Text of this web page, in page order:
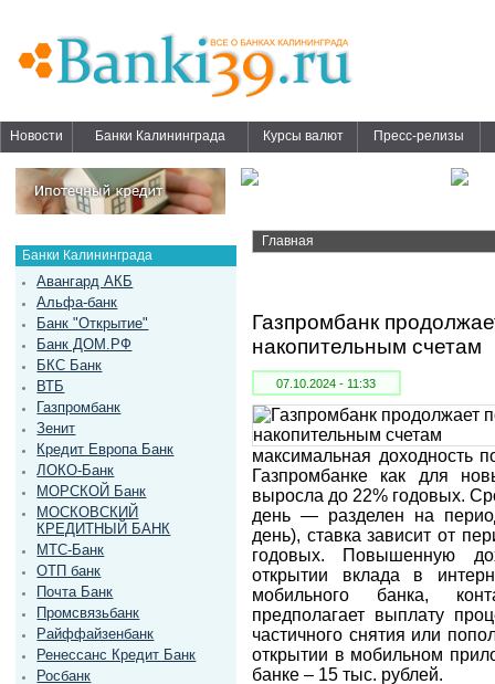
Новости Банки Калининграда Курсы валют Пресс-релизы
Банки Калининграда
Авангард АКБ
Альфа-банк
Банк "Открытие"
Банк ДОМ.РФ
БКС Банк
ВТБ
Газпромбанк
Зенит
Кредит Европа Банк
ЛОКО-Банк
МОРСКОЙ Банк
МОСКОВСКИЙ
КРЕДИТНЫЙ БАНК
МТС-Банк
ОТП банк
Почта Банк
Промсвязьбанк
Райффайзенбанк
Ренессанс Кредит Банк
Росбанк
Главная
Газпромбанк
накопительным счетам
07.10.2024 - 11:33
максимальная доходность
Газпромбанке как для
выросла до 22% годовых.
день — разделен на
день), ставка зависит от
годовых. Повышенную
открытии вклада в
мобильного банка,
предполагает выплату
частичного снятия или
открытии в мобильном
банке – 15 тыс. рублей.